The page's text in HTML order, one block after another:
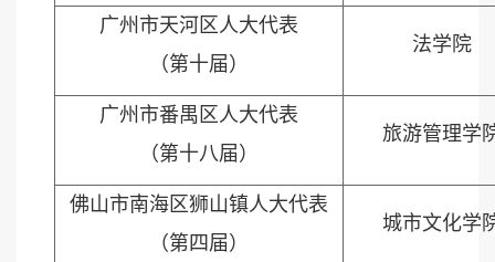
广州市天河区人大代表
（第十届）
法学院
广州市番禺区人大代表
（第十八届）
旅游管理学
佛山市南海区狮山镇人大代表
（第四届）
城市文化学